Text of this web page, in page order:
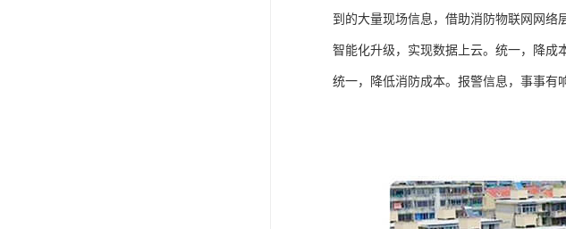
到的大量现场信息，借助消防物联网网络
智能化升级，实现数据上云。统一，降成
统一，降低消防成本。报警信息，事事有